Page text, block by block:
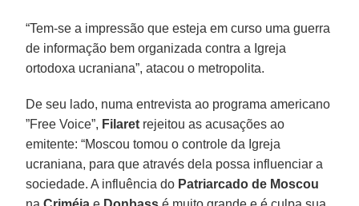
“Tem-se a impressão que esteja em curso uma guerra
de informação bem organizada contra a Igreja
ortodoxa ucraniana”, atacou o metropolita.
De seu lado, numa entrevista ao programa americano
”Free Voice”, Filaret rejeitou as acusações ao
emitente: “Moscou tomou o controle da Igreja
ucraniana, para que através dela possa influenciar a
sociedade. A influência do Patriarcado de Moscou